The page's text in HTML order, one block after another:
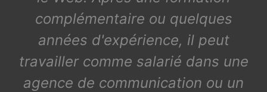
complémentaire ou quelques
années d'expérience, il peut
travailler comme salarié dans une
agence de communication ou un